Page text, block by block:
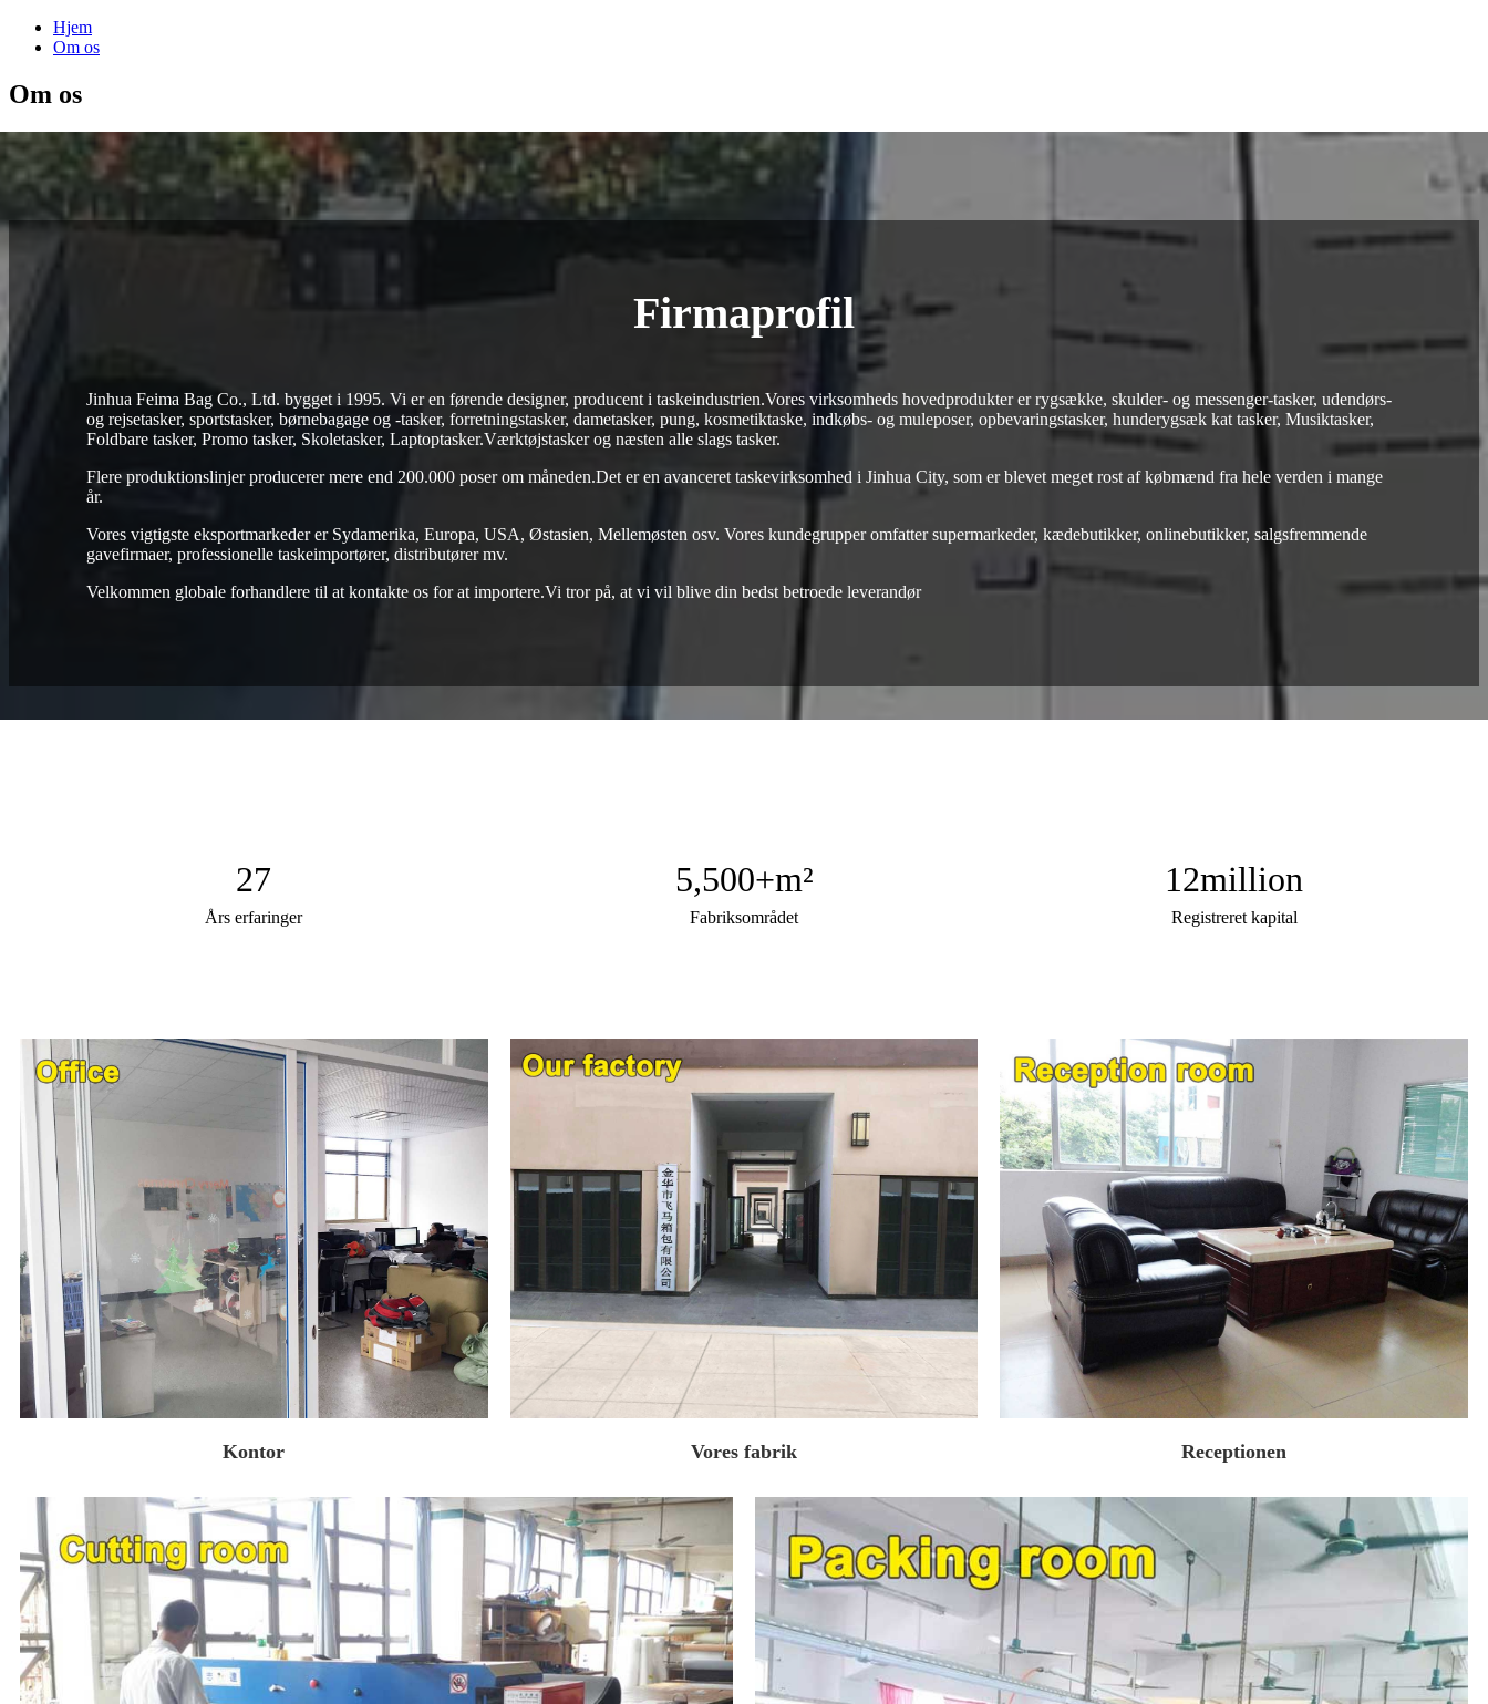
Hjem
Om os
Om os
Firmaprofil
Jinhua Feima Bag Co., Ltd. bygget i 1995. Vi er en førende designer, producent i taskeindustrien.Vores virksomheds hovedprodukter er rygsække, skulder- og messenger-tasker, udendørs-
og rejsetasker, sportstasker, børnebagage og -tasker, forretningstasker, dametasker, pung, kosmetiktaske, indkøbs- og muleposer, opbevaringstasker, hunderygsæk kat tasker, Musiktasker,
Foldbare tasker, Promo tasker, Skoletasker, Laptoptasker.Værktøjstasker og næsten alle slags tasker.
Flere produktionslinjer producerer mere end 200.000 poser om måneden.Det er en avanceret taskevirksomhed i Jinhua City, som er blevet meget rost af købmænd fra hele verden i mange
år.
Vores vigtigste eksportmarkeder er Sydamerika, Europa, USA, Østasien, Mellemøsten osv. Vores kundegrupper omfatter supermarkeder, kædebutikker, onlinebutikker, salgsfremmende
gavefirmaer, professionelle taskeimportører, distributører mv.
Velkommen globale forhandlere til at kontakte os for at importere.Vi tror på, at vi vil blive din bedst betroede leverandør
27
Års erfaringer
5,500+m²
Fabriksområdet
12million
Registreret kapital
Kontor Vores fabrik Receptionen